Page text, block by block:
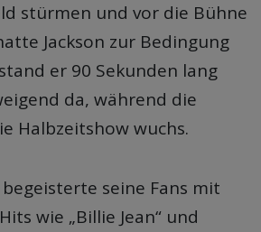
stürmen und vor die Bühne
Jackson zur Bedingung
er 90 Sekunden lang
da, während die
Halbzeitshow wuchs.
begeisterte seine Fans mit
wie „Billie Jean“ und